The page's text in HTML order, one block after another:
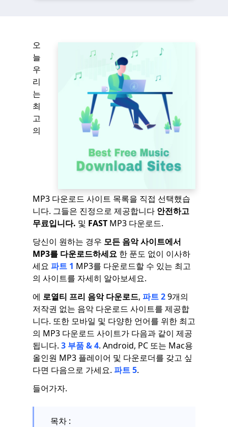
오
늘
우
리
는
최
고
의
MP3 다운로드 사이트 목록을 직접 선택했습
니다. 그들은 진정으로 제공합니다 안전하고
무료입니다. 및 FAST MP3 다운로드.
당신이 원하는 경우 모든 음악 사이트에서
MP3를 다운로드하세요 한 푼도 없이 이사하
세요 파트 1 MP3를 다운로드할 수 있는 최고
의 사이트를 자세히 알아보세요.
에 로열티 프리 음악 다운로드, 파트 29개의
저작권 없는 음악 다운로드 사이트를 제공합
니다. 또한 모바일 및 다양한 언어를 위한 최고
의 MP3 다운로드 사이트가 다음과 같이 제공
됩니다. 3 부품& 4. Android, PC 또는 Mac용
올인원 MP3 플레이어 및 다운로더를 갖고 싶
다면 다음으로 가세요. 파트 5.
들어가자.
목차 :